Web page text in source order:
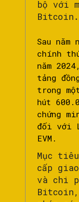
bộ với
Bitcoin.
Sau năm
chính
năm
tảng
trong
hút
chứng
đối với
EVM.
Mục
cấp
và chi